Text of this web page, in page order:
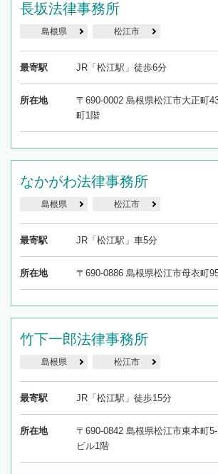
長坂法律事務所
島根県 松江市
最寄駅 JR「松江駅」徒歩6分
所在地
〒690-0002 島根県松江市大正町
町1階
なかがわ法律事務所
島根県 松江市
最寄駅 JR「松江駅」車5分
所在地 〒690-0886 島根県松江市母衣町
竹下一郎法律事務所
島根県 松江市
最寄駅 JR「松江駅」徒歩15分
所在地
〒690-0842 島根県松江市東本町
ビル1階